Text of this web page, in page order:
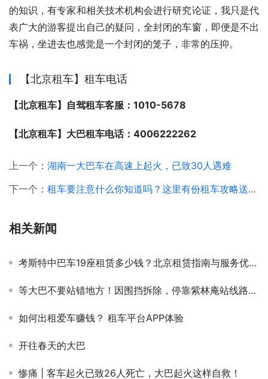
的知识，有专家和相关技术机构会进行研究论证，我只是代
表广大的游客提出自己的疑问，全封闭的车窗，即便是不出
车祸，坐进去也感觉是一个封闭的笼子，非常的压抑。
【北京租车】租车电话
【北京租车】自驾租车客服：1010-5678
【北京租车】大巴租车电话：4006222262
上一个： 湖南一大巴车在高速上起火，已致30人遇难
下一个： 租车要注意什么你知道吗？这里有份租车攻略送给你~~~
相关新闻
考斯特中巴车19座租赁多少钱？北京租赁指南与服务优势解析
等大巴不要站错地方！因围挡拆除，停靠紫林庵站线路将分组停靠
如何出租爱车赚钱？ 租车平台APP体验
开往春天的大巴
惨痛 | 客车起火已致26人死亡，大巴起火这样自救！